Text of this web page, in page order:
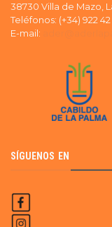
38730 Villa de Mazo,
Teléfonos: (+34) 922
E-mail:
SÍGUENOS EN